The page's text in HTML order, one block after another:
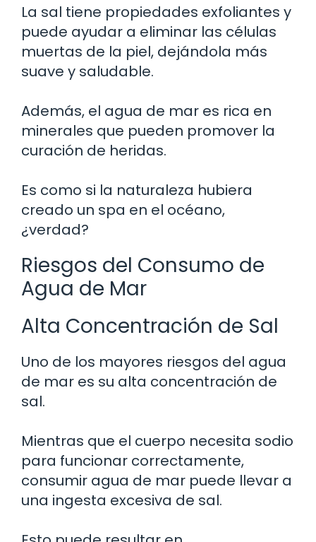
La sal tiene propiedades exfoliantes y
puede ayudar a eliminar las células
muertas de la piel, dejándola más
suave y saludable.
Además, el agua de mar es rica en
minerales que pueden promover la
curación de heridas.
Es como si la naturaleza hubiera
creado un spa en el océano,
¿verdad?
Riesgos del Consumo de
Agua de Mar
Alta Concentración de Sal
Uno de los mayores riesgos del agua
de mar es su alta concentración de
sal.
Mientras que el cuerpo necesita sodio
para funcionar correctamente,
consumir agua de mar puede llevar a
una ingesta excesiva de sal.